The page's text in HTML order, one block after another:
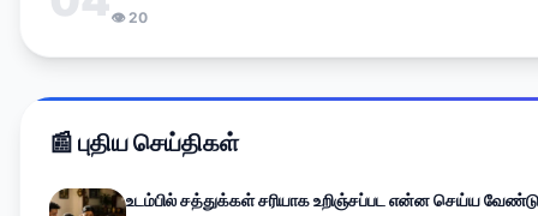
👁 20
📰 புதிய செய்திகள்
உடம்பில் சத்துக்கள் சரியாக உறிஞ்சப்பட என்ன செய்ய